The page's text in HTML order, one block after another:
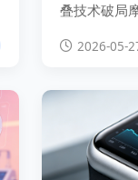
叠技术破局
破及中美科
2026-05-